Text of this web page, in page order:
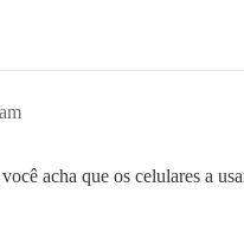
acha que os celulares a